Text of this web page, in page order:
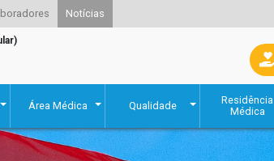
Notícias
Área Médica Qualidade
Residência
Médica